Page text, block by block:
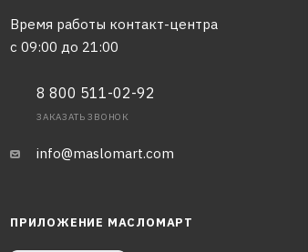
Время работы контакт-центра
с 09:00 до 21:00
8 800 511-02-92
ЗАКАЗАТЬ ЗВОНОК
info@maslomart.com
ПРИЛОЖЕНИЕ МАСЛОМАРТ